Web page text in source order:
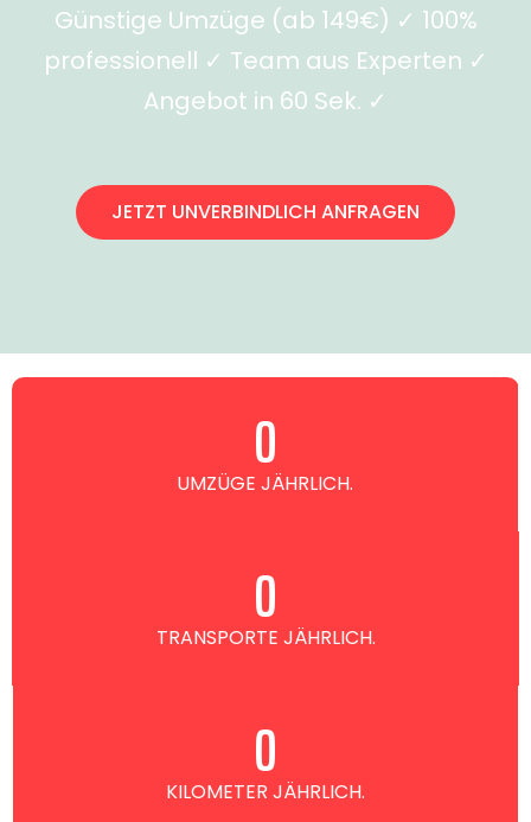
Günstige Umzüge (ab 149€) ✓ 100%
professionell ✓ Team aus Experten ✓
Angebot in 60 Sek. ✓
JETZT UNVERBINDLICH ANFRAGEN
UMZÜGE JÄHRLICH.
0
TRANSPORTE JÄHRLICH.
0
KILOMETER JÄHRLICH.
0